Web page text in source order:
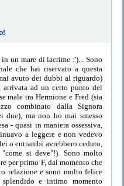
un mare di lacrime :')... Sono
che hai riservato a questa
avuto dei dubbi al riguardo)
ad un certo punto del
male tra Hermione e Fred (sia
combinato dalla Signora
due), ma non ho mai smesso
- quasi in maniera ossessiva,
a leggere e non vedevo
o entrambi avrebbero ceduto,
si deve"!). Sono molto
per primo F, dal momento che
relazione e sono molto felice
e intimo momento